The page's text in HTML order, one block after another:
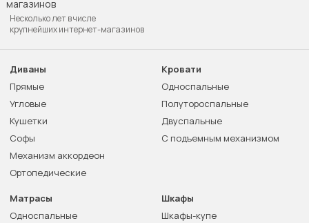
Несколько лет в числе
крупнейших интернет-магазинов
Диваны
Прямые
Угловые
Кушетки
Софы
Механизм аккордеон
Ортопедические
Кровати
Односпальные
Полутороспальные
Двуспальные
С подъемным механизмом
Матрасы
Односпальные
Шкафы
Шкафы-купе